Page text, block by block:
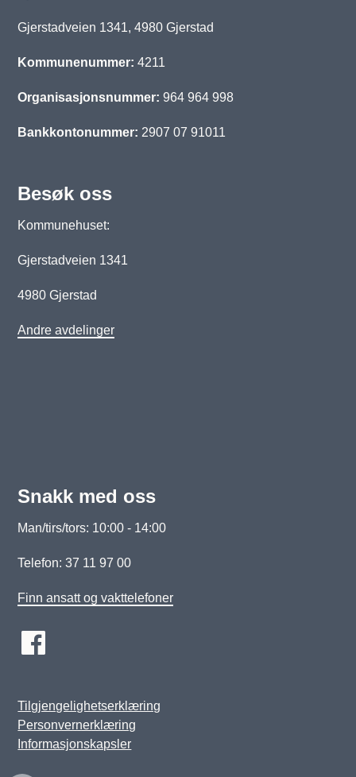
Gjerstadveien 1341, 4980 Gjerstad
Kommunenummer: 4211
Organisasjonsnummer: 964 964 998
Bankkontonummer: 2907 07 91011
Besøk oss
Kommunehuset:
Gjerstadveien 1341
4980 Gjerstad
Andre avdelinger
Snakk med oss
Man/tirs/tors: 10:00 - 14:00
Telefon: 37 11 97 00
Finn ansatt og vakttelefoner
Tilgjengelighetserklæring
Personvernerklæring
Informasjonskapsler